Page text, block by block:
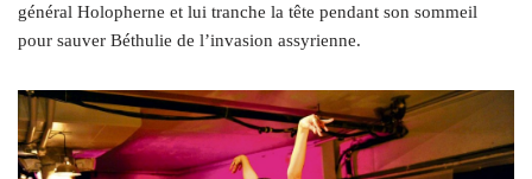
général Holopherne et lui tranche la tête pendant son sommeil
pour sauver Béthulie de l’invasion assyrienne.